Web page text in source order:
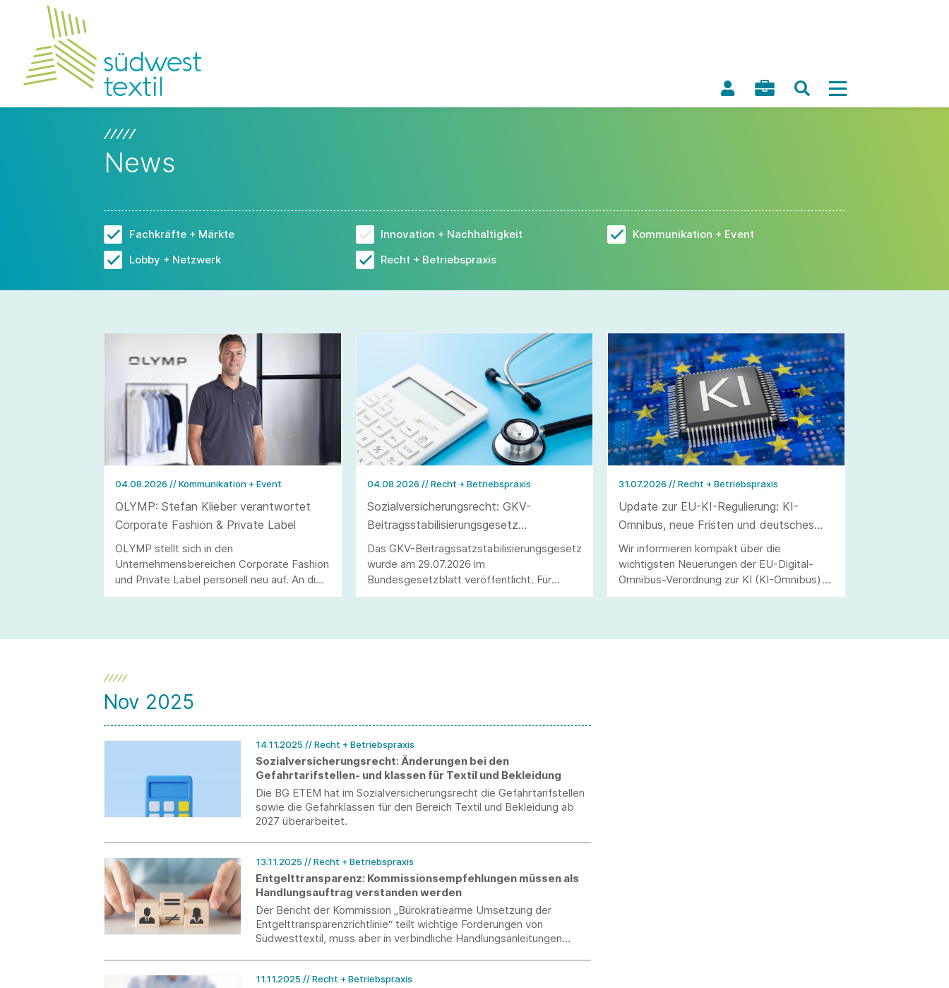
News
Fachkräfte + Märkte Innovation + Nachhaltigkeit
Kommunikation + Event
Lobby + Netzwerk
Recht + Betriebspraxis
04.08.2026 // Kommunikation + Event
OLYMP: Stefan Klieber verantwortet
Corporate Fashion & Private Label
OLYMP stellt sich in den
Unternehmensbereichen Corporate Fashion
und Private Label personell neu auf. An die
Stelle von Andreas Telahr rückt der
und Private Label bei der Modemarke
04.08.2026 // Recht + Betriebspraxis
Sozialversicherungsrecht: GKV-
Beitragsstabilisierungsgesetz
veröffentlicht
Das GKV-Beitragssatzstabilisierungsgesetz
wurde am 29.07.2026 im
Bundesgesetzblatt veröffentlicht. Für
Arbeitgeber ergeben sich wesentliche
Einführung der Teilarbeitsunfähigkeit.
31.07.2026// Recht + Betriebspraxis
Update zur EU-KI-Regulierung: KI-
Omnibus, neue Fristen und deutsches
Durchführungsgesetz
Wir informieren kompakt über die
wichtigsten Neuerungen der EU-Digital-
Omnibus-Verordnung zur KI (KI-Omnibus)
und des deutschen Durchführungsgesetzes
Nov 2025
14.11.2025 // Recht + Betriebspraxis
Sozialversicherungsrecht: Änderungen bei den
Gefahrtarifstellen- und klassen für Textil und Bekleidung
Die BG ETEM hat im Sozialversicherungsrecht die Gefahrtarifstellen
sowie die Gefahrklassen für den Bereich Textil und Bekleidung ab
2027 überarbeitet.
13.11.2025 // Recht + Betriebspraxis
Entgelttransparenz: Kommissionsempfehlungen müssen als
Handlungsauftrag verstanden werden
Der Bericht der Kommission „Bürokratiearme Umsetzung der
Entgelttransparenzrichtlinie“ teilt wichtige Forderungen von
Südwesttextil, muss aber in verbindliche Handlungsanleitungen
11.11.2025 // Recht + Betriebspraxis